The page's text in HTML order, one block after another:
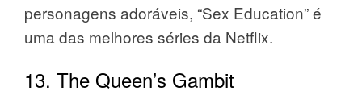
personagens adoráveis, “Sex Education” é
uma das melhores séries da Netflix.
13. The Queen’s Gambit